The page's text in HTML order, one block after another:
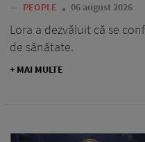
— PEOPLE 06 august 2026
Lora a dezvăluit că se
de sănătate.
+ MAI MULTE